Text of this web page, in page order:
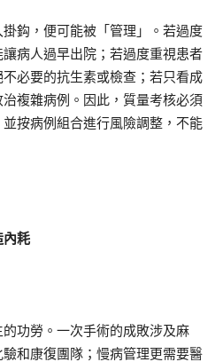
鈎，便可能被「管理」。若過度
病人過早出院；若過度重視患者
必要的抗生素或檢查；若只看成
複雜病例。因此，質量考核必須
按病例組合進行風險調整，不能
內耗
功勞。一次手術的成敗涉及麻
和康復團隊；慢病管理更需要醫